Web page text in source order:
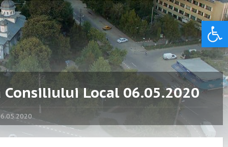
Local 06.05.2020
Deschide bara de unelte